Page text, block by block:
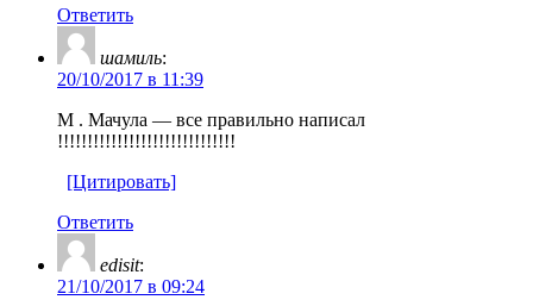
Ответить
шамиль:
20/10/2017 в 11:39
М . Мачула — все правильно написал
!!!!!!!!!!!!!!!!!!!!!!!!!!!!!!
[Цитировать]
Ответить
edisit:
21/10/2017 в 09:24